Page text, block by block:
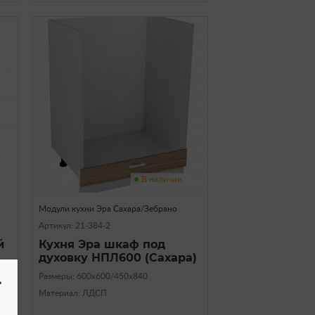
В наличии
Модули кухни Эра Сахара/Зебрано
Артикул: 21-384-2
Кухня Эра шкаф под
духовку НПЛ600 (Сахара)
Размеры: 600х600/450х840
Материал: ЛДСП